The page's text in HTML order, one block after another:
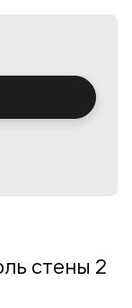
профиль
в одном
стены 2